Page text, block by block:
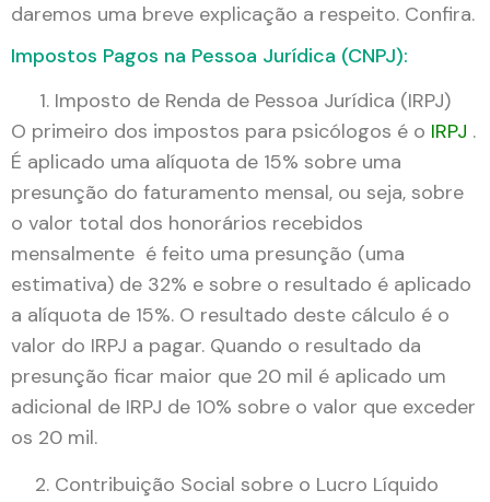
daremos uma breve explicação a respeito. Confira.
Impostos Pagos na Pessoa Jurídica (CNPJ):
Imposto de Renda de Pessoa Jurídica (IRPJ)
O primeiro dos impostos para psicólogos é o IRPJ .
É aplicado uma alíquota de 15% sobre uma
presunção do faturamento mensal, ou seja, sobre
o valor total dos honorários recebidos
mensalmente é feito uma presunção (uma
estimativa) de 32% e sobre o resultado é aplicado
a alíquota de 15%. O resultado deste cálculo é o
valor do IRPJ a pagar. Quando o resultado da
presunção ficar maior que 20 mil é aplicado um
adicional de IRPJ de 10% sobre o valor que exceder
os 20 mil.
Contribuição Social sobre o Lucro Líquido